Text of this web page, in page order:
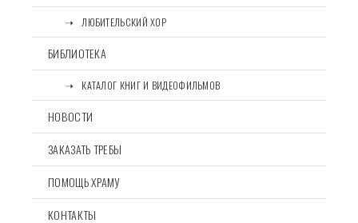
⠀⠀➝⠀ЛЮБИТЕЛЬСКИЙ ХОР
БИБЛИОТЕКА
⠀⠀➝⠀КАТАЛОГ КНИГ И ВИДЕОФИЛЬМОВ
НОВОСТИ
ЗАКАЗАТЬ ТРЕБЫ
ПОМОЩЬ ХРАМУ
КОНТАКТЫ